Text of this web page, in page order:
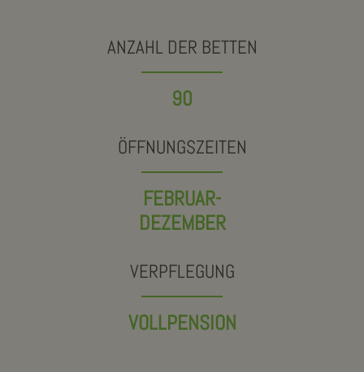
ANZAHL DER BETTEN
90
ÖFFNUNGSZEITEN
FEBRUAR-
DEZEMBER
VERPFLEGUNG
VOLLPENSION